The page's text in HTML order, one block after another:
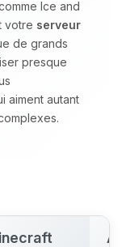
Ice and
votre serveur
de grands
presque
aiment autant